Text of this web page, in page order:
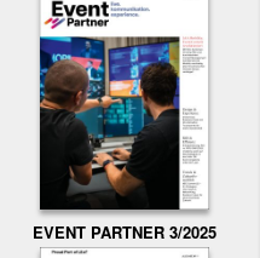
EVENT PARTNER 3/2025